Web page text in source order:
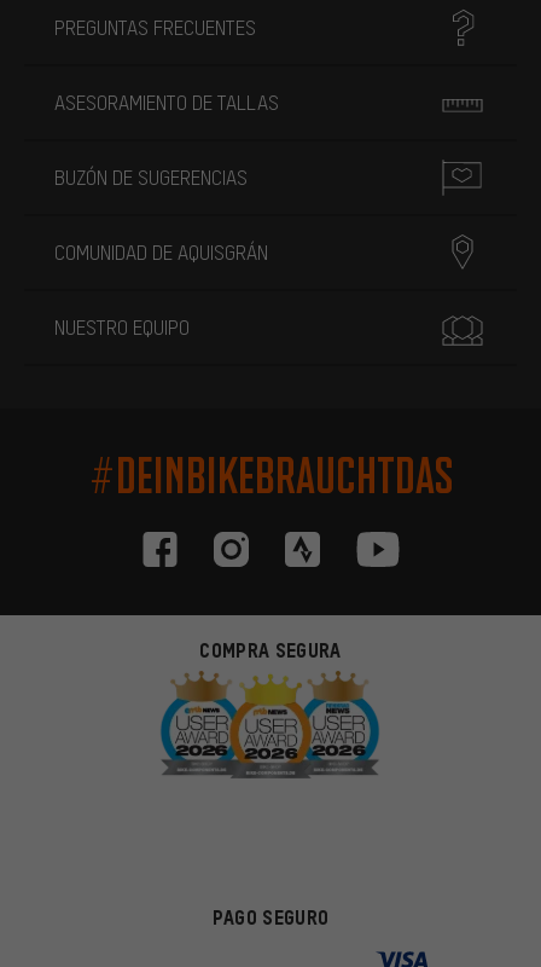
PREGUNTAS FRECUENTES
ASESORAMIENTO DE TALLAS
BUZÓN DE SUGERENCIAS
COMUNIDAD DE AQUISGRÁN
NUESTRO EQUIPO
#DEINBIKEBRAUCHTDAS
COMPRA SEGURA
PAGO SEGURO